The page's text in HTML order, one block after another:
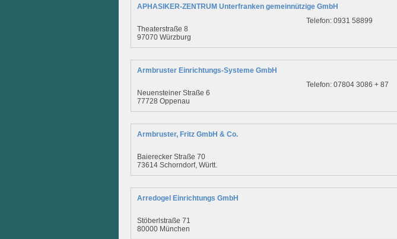
APHASIKER-ZENTRUM Unterfranken gemeinnützige GmbH
Theaterstraße 8
97070 Würzburg
Telefon: 0931 58899
Armbruster Einrichtungs-Systeme GmbH
Neuensteiner Straße 6
77728 Oppenau
Telefon: 07804 3086 + 87
Armbruster, Fritz GmbH & Co.
Baierecker Straße 70
73614 Schorndorf, Württ.
Arredogel Einrichtungs GmbH
Stöberlstraße 71
80000 München